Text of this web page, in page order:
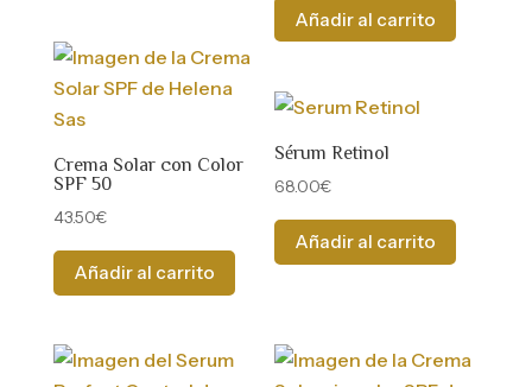
Añadir al carrito
Crema Solar con Color
SPF 50
43.50€
Añadir al carrito
Sérum Retinol
68.00€
Añadir al carrito